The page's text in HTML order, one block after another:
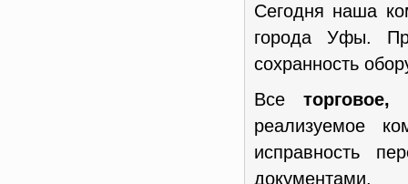
Сегодня наша
города Уфы.
сохранность
Все торговое,
реализуемое
исправность
документами.